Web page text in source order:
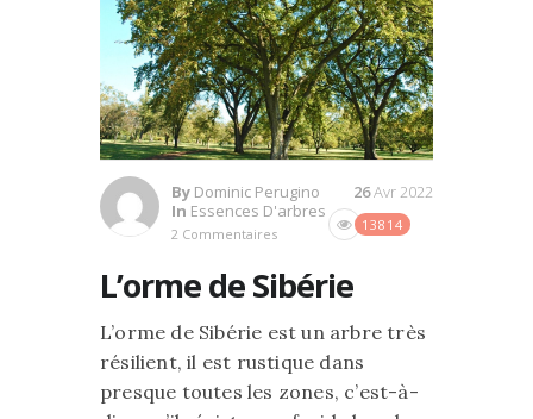
By Dominic Perugino
In Essences D'arbres
2 Commentaires
13814
26Avr 2022
L’orme de Sibérie
L’orme de Sibérie est un arbre très
résilient, il est rustique dans
presque toutes les zones, c’est-à-